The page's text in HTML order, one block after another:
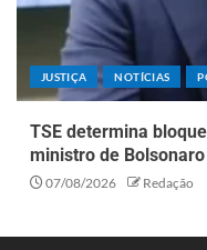
JUSTIÇA NOTÍCIAS
TSE determina
ministro de Bolsonaro
07/08/2026 Redação